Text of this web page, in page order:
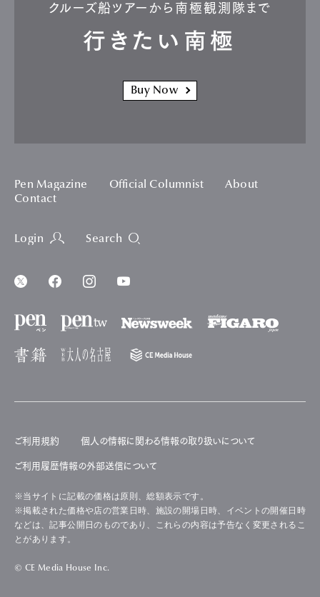
クルーズ船ツアーから南極観測隊まで
行きたい南極
Buy Now
Pen Magazine Official Columnist
About
Contact
Login Search
ご利用規約 個人の情報に関わる情報の取り扱いについて
ご利用履歴情報の外部送信について
※当サイトに記載の価格は原則、総額表示です。
※掲載された価格や店の営業日時、施設の開場日時、イベントの開催日時
などは、記事公開日のものであり、これらの内容は予告なく変更されるこ
とがあります。
© CE Media House Inc.